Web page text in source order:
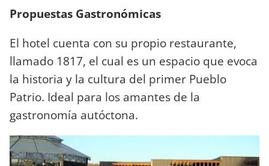
Propuestas Gastronómicas
El hotel cuenta con su propio restaurante,
llamado 1817, el cual es un espacio que evoca
la historia y la cultura del primer Pueblo
Patrio. Ideal para los amantes de la
gastronomía autóctona.